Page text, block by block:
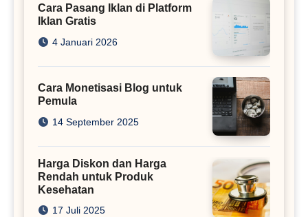
Cara Pasang Iklan di Platform
Iklan Gratis
4 Januari 2026
Cara Monetisasi Blog untuk
Pemula
14 September 2025
Harga Diskon dan Harga
Rendah untuk Produk
Kesehatan
17 Juli 2025